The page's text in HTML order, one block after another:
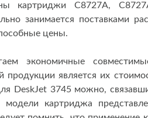
картриджи C8727A,
занимается поставками
цены.
экономичные
продукции является их
DeskJet 3745 можно,
картриджа